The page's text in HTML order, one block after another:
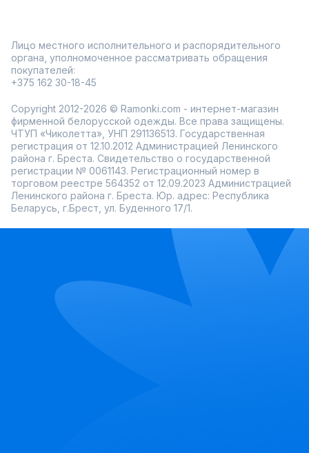
Лицо местного исполнительного и распорядительного
органа, уполномоченное рассматривать обращения
покупателей:
+375 162 30-18-45
Copyright 2012-2026 © Ramonki.com - интернет-магазин
фирменной белорусской одежды. Все права защищены.
ЧТУП «Чиколетта», УНП 291136513. Государственная
регистрация от 12.10.2012 Администрацией Ленинского
района г. Бреста. Свидетельство о государственной
регистрации № 0061143. Регистрационный номер в
торговом реестре 564352 от 12.09.2023 Администрацией
Ленинского района г. Бреста. Юр. адрес: Республика
Беларусь, г.Брест, ул. Буденного 17/1.